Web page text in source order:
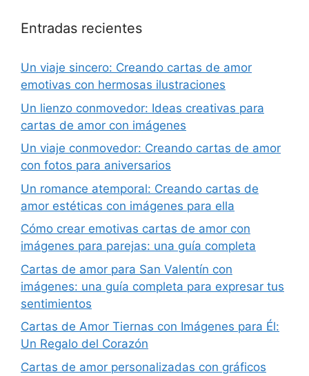
Entradas recientes
Un viaje sincero: Creando cartas de amor
emotivas con hermosas ilustraciones
Un lienzo conmovedor: Ideas creativas para
cartas de amor con imágenes
Un viaje conmovedor: Creando cartas de amor
con fotos para aniversarios
Un romance atemporal: Creando cartas de
amor estéticas con imágenes para ella
Cómo crear emotivas cartas de amor con
imágenes para parejas: una guía completa
Cartas de amor para San Valentín con
imágenes: una guía completa para expresar tus
sentimientos
Cartas de Amor Tiernas con Imágenes para Él:
Un Regalo del Corazón
Cartas de amor personalizadas con gráficos